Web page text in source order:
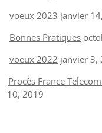
voeux 2023 janvier
Bonnes Pratiques
voeux 2022 janvier 3,
Procès France
10, 2019